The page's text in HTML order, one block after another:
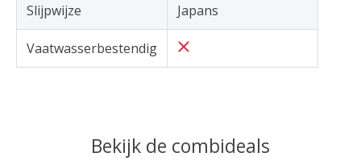
Slijpwijze Japans
Vaatwasserbestendig
Bekijk de combideals